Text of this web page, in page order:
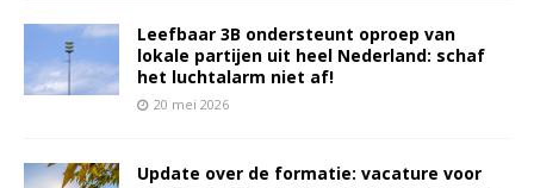
Leefbaar 3B ondersteunt oproep van
lokale partijen uit heel Nederland: schaf
het luchtalarm niet af!
20 mei 2026
Update over de formatie: vacature voor